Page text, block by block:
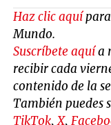
Haz clic aquípara
Mundo.
Suscríbete aquía
recibir cada
contenido de la
También puedes
TikTok,X,